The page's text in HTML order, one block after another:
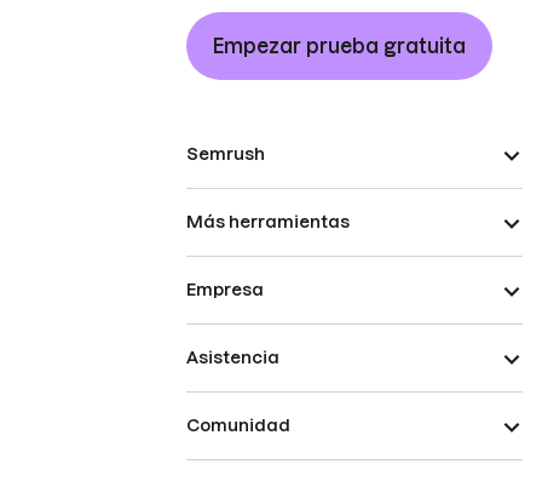
Empezar prueba gratuita
Semrush
Más herramientas
Empresa
Asistencia
Comunidad